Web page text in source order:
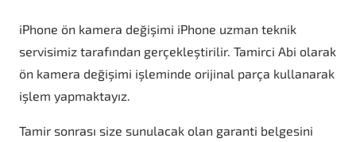
iPhone ön kamera değişimi iPhone uzman teknik
servisimiz tarafından gerçekleştirilir. Tamirci Abi olarak
ön kamera değişimi işleminde orijinal parça kullanarak
işlem yapmaktayız.
Tamir sonrası size sunulacak olan garanti belgesini